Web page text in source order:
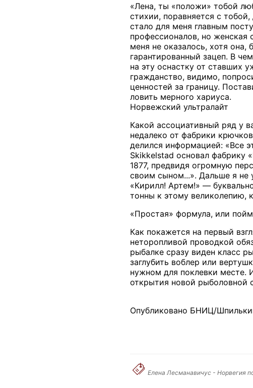
«Лена, ты «положи» тобой
стихии, поравняется с
стало для меня главным
профессионалов, но женская
меня не оказалось, хотя
гарантированный зацеп. В
на эту оснастку от ставших
гражданство, видимо,
ценностей за границу.
ловить мерного хариуса.
Норвежский ультралайт
Какой ассоциативный ряд у
недалеко от фабрики
делился информацией: «Все
Skikkelstad основал фабрику
1877, предвидя огромную
своим сыном...». Дальше я
«Кирилл! Артем!» —
тонны к этому великолепию,
«Простая» формула, или
Как покажется на первый
неторопливой проводкой
рыбалке сразу виден класс
заглубить воблер или
нужном для поклевки месте.
открытия новой рыболовной
Опубликовано БНИЦ/
Елена Лесманавичус - Норвегия